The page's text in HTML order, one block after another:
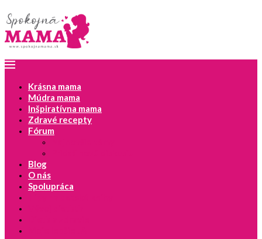
Krásna mama
Múdra mama
Inšpiratívna mama
Zdravé recepty
Fórum
Blog
O nás
Spolupráca